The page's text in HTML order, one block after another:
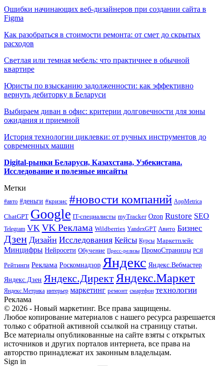
Ошибки начинающих веб-дизайнеров при создании сайта в
Figma
Как разобраться в стоимости ремонта: от смет до скрытых
расходов
Светлая или темная мебель: что практичнее в обычной
квартире
Юристы по взысканию задолженности: как эффективно
вернуть дебиторку в Беларуси
Выбираем диван в офис: критерии долговечности для зоны
ожидания и приемной
История технологии циклевки: от ручных инструментов до
современных машин
Digital-рынки Беларуси, Казахстана, Узбекистана.
Исследование и полезные инсайты
Метки
#авто #деньги #кризис #новости компаний AppMetrica
ChatGPT Google IT-специалисты myTracker Ozon Rustore SEO
Telegram VK VK Реклама Wildberries YandexGPT Авито Бизнес
Дзен Дизайн Исследования Кейсы Курсы Маркетплейс
Минцифры Нейросети Обучение Пресс-релизы ПромоСтраницы РСЯ
Рейтинги Реклама Роскомнадзор Яндекс Яндекс.Вебмастер
Яндекс.Дзен Яндекс.ДиректЯндекс.Маркет
Яндекс.Метрика интерьер маркетинг ремонт смартфон технологии
Реклама
© 2026 - Новый маркетинг. Все права защищены.
Любое копирование материалов с нашего ресурса разрешается
только с обратной активной ссылкой на страницу статьи.
Все материалы опубликованные на сайте взяты с открытых
источников и других порталов интернета, все права на
авторство принадлежат их законным владельцам.
Sign in